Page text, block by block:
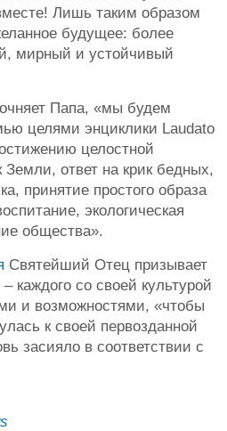
Лишь таким образом
будущее: более
мирный и устойчивый
Папа, «мы будем
целями энциклики Laudato
целостной
Земли, ответ на крик бедных,
принятие простого образа
экологическая
общества».
Святейший Отец призывает
каждого со своей культурой
и возможностями, «чтобы
к своей первозданной
засияло в соответствии с